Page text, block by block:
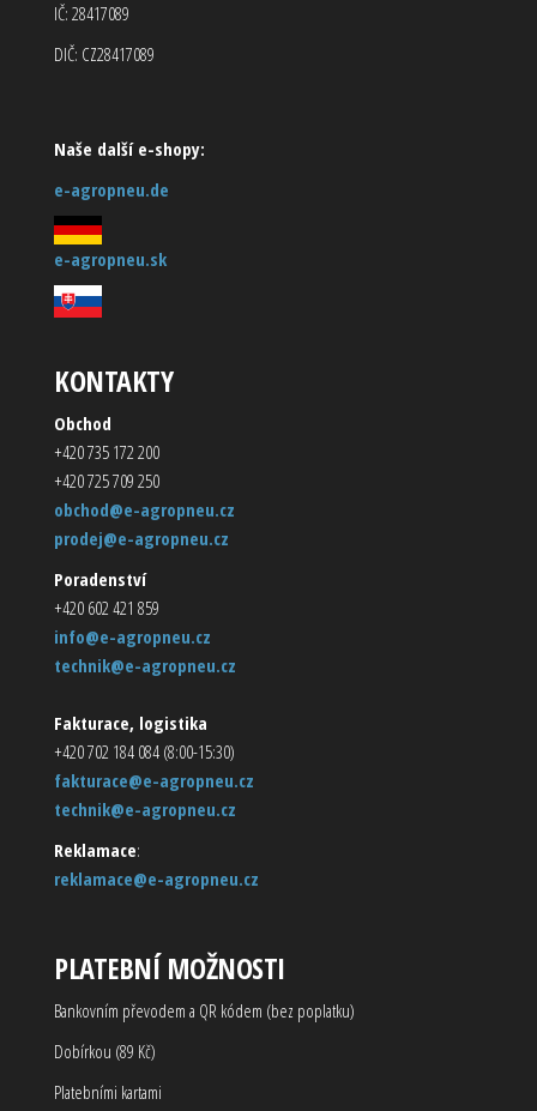
IČ: 28417089
DIČ: CZ28417089
Naše další e-shopy:
e-agropneu.de
e-agropneu.sk
KONTAKTY
Obchod
+420 735 172 200
+420 725 709 250
obchod@e-agropneu.cz
prodej@e-agropneu.cz
Poradenství
+420 602 421 859
info@e-agropneu.cz
technik@e-agropneu.cz
Fakturace, logistika
+420 702 184 084 (8:00-15:30)
fakturace@e-agropneu.cz
technik@e-agropneu.cz
Reklamace:
reklamace@e-agropneu.cz
PLATEBNÍ MOŽNOSTI
Bankovním převodem a QR kódem (bez poplatku)
Dobírkou (89 Kč)
Platebními kartami